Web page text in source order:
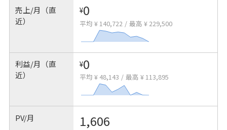
売上/月（直
近）
¥0
平均 ¥ 140,722 / 最高 ¥ 229,500
利益/月（直
近）
¥0
平均 ¥ 48,143 / 最高 ¥ 113,895
PV/月 1,606